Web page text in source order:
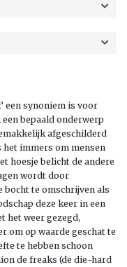
een synoniem is voor
bepaald onderwerp
afgeschilderd
het immers om mensen
hoesje belicht de andere
wordt door
bocht te omschrijven als
deze keer in een
het weer gezegd,
om op waarde geschat te
te hebben schoon
de freaks (de die-hard